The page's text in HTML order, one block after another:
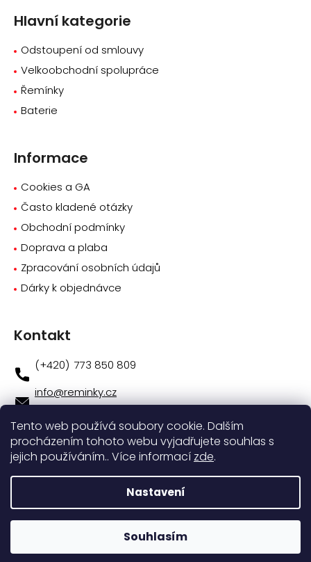
Tento web používá soubory cookie. Dalším
procházením tohoto webu vyjadřujete souhlas s
jejich používáním.. Více informací zde.
Nastavení
Souhlasím
Hlavní kategorie
Odstoupení od smlouvy
Velkoobchodní spolupráce
Řemínky
Baterie
Informace
Cookies a GA
Často kladené otázky
Obchodní podmínky
Doprava a plaba
Zpracování osobních údajů
Dárky k objednávce
Kontakt
info@reminky.cz
773 850 809
773 850 809
Novinky na facebooku
Instagram
Vytvořil Shoptet|NakódovaleshopGuru